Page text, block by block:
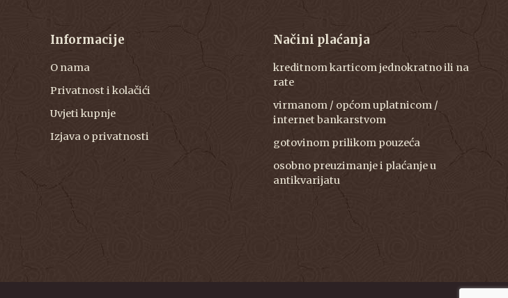
Informacije
O nama
Privatnost i kolačići
Uvjeti kupnje
Izjava o privatnosti
Načini plaćanja
kreditnom karticom jednokratno ili na
rate
virmanom / općom uplatnicom /
internet bankarstvom
gotovinom prilikom pouzeća
osobno preuzimanje i plaćanje u
antikvarijatu